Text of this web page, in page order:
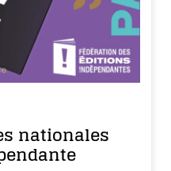
nationales